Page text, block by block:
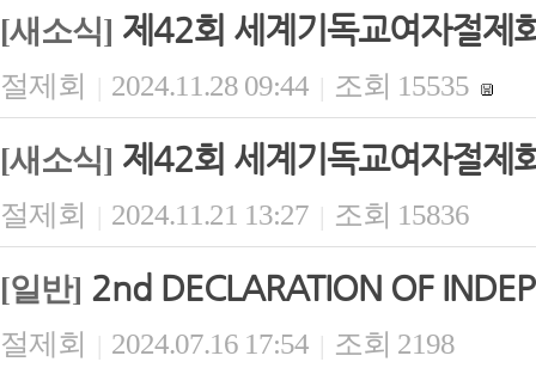
[새소식] 제42회 세계기독교여자절제
절제회 | 2024.11.28 09:44 | 조회 15535
[새소식] 제42회 세계기독교여자절제
절제회 | 2024.11.21 13:27 | 조회 15836
[일반] 2nd DECLARATION OF
절제회 | 2024.07.16 17:54 | 조회 2198